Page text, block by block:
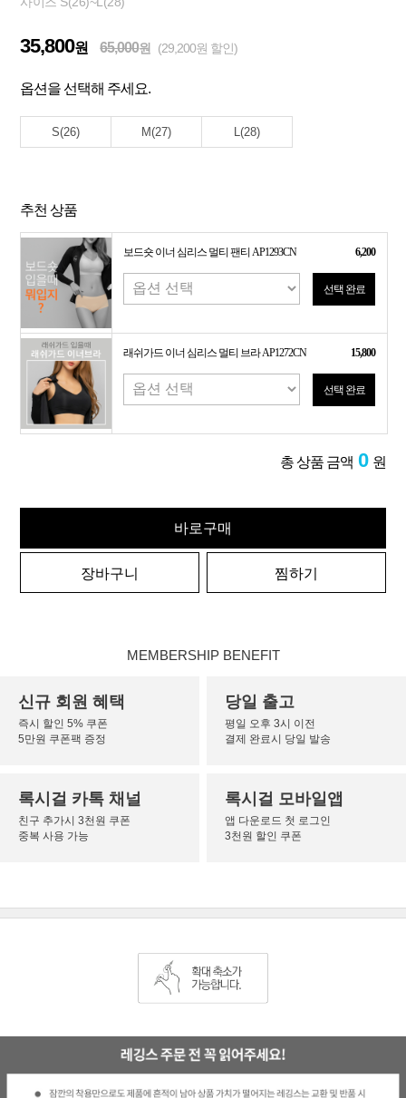
35,800원 65,000원 (29,200원 할인)
옵션을 선택해 주세요.
S(26) M(27) L(28)
추천 상품
보드숏 이너 심리스 멀티 팬티 AP1293CN 6,200
선택 완료
래쉬가드 이너 심리스 멀티 브라 AP1272CN 15,800
선택 완료
총 상품 금액 0 원
바로구매
장바구니 찜하기
MEMBERSHIP BENEFIT
신규 회원 혜택
즉시 할인 5% 쿠폰
5만원 쿠폰팩 증정
당일 출고
평일 오후 3시 이전
결제 완료시 당일 발송
록시걸 카톡 채널
친구 추가시 3천원 쿠폰
중복 사용 가능
록시걸 모바일앱
앱 다운로드 첫 로그인
3천원 할인 쿠폰